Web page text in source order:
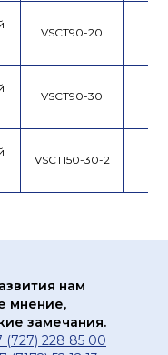
VSCT90-20
VSCT90-30
VSCT150-30-2
нам
мнение,
замечания.
(727) 228 85 00